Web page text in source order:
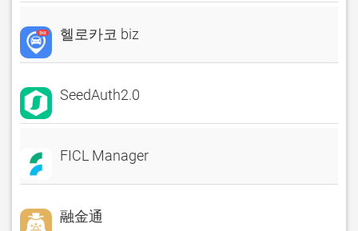
헬로카코 biz
SeedAuth2.0
FICL Manager
融金通